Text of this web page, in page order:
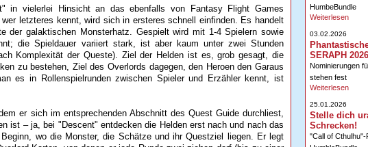
in vielerlei Hinsicht an das ebenfalls von Fantasy Flight Games
letzteres kennt, wird sich in ersteres schnell einfinden. Es handelt
der galaktischen Monsterhatz. Gespielt wird mit 1-4 Spielern sowie
die Spieldauer variiert stark, ist aber kaum unter zwei Stunden
Komplexität der Queste). Ziel der Helden ist es, grob gesagt, die
zu bestehen, Ziel des Overlords dagegen, den Heroen den Garaus
es in Rollenspielrunden zwischen Spieler und Erzähler kennt, ist
er sich im entsprechenden Abschnitt des Quest Guide durchliest,
ist – ja, bei "Descent" entdecken die Helden erst nach und nach das
wo die Monster, die Schätze und ihr Questziel liegen. Er legt
HumbeBundle
Weiterlesen
03.02.2026
SERAPH 2026
Nominierungen
stehen fest
Weiterlesen
25.01.2026
Stelle dich
Schrecken!
"Call of